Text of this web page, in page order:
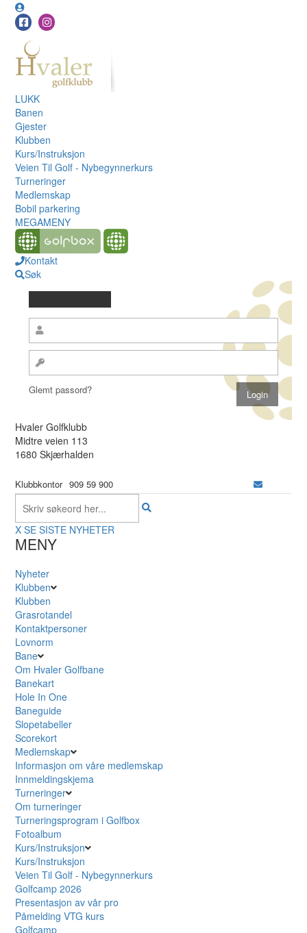
LUKK
Banen
Gjester
Klubben
Kurs/Instruksjon
Veien Til Golf - Nybegynnerkurs
Turneringer
Medlemskap
Bobil parkering
MEGAMENY
Kontakt
Søk
Glemt passord?
Hvaler Golfklubb
Midtre veien 113
1680 Skjærhalden
Klubbkontor 909 59 900
X SE SISTE NYHETER
MENY
Nyheter
Klubben
Klubben
Grasrotandel
Kontaktpersoner
Lovnorm
Bane
Om Hvaler Golfbane
Banekart
Hole In One
Baneguide
Slopetabeller
Scorekort
Medlemskap
Informasjon om våre medlemskap
Innmeldingskjema
Turneringer
Om turneringer
Turneringsprogram i Golfbox
Fotoalbum
Kurs/Instruksjon
Kurs/Instruksjon
Veien Til Golf - Nybegynnerkurs
Golfcamp 2026
Presentasjon av vår pro
Påmelding VTG kurs
Golfcamp